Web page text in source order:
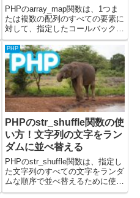
PHPのarray_map関数は、1つま
たは複数の配列のすべての要素に
対して、指定したコールバック関
数を適用し、その結果から新しい
配列を生成するために使用されま
す。データの変換、整形、特定の
処理の一括適用など、配列の操作
において非常に強力で...
PHP
PHPのstr_shuffle関数の使
い方！文字列の文字をラン
ダムに並べ替える
PHPのstr_shuffle関数は、指定し
た文字列のすべての文字をランダ
ムな順序で並べ替えるために使用
されます。この関数は、パスワー